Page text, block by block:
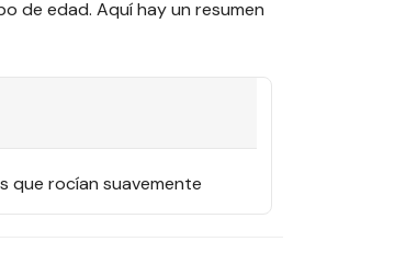
de edad. Aquí hay un resumen
que rocían suavemente